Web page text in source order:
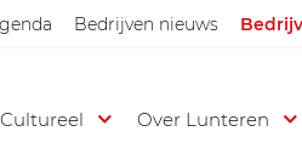
Bedrijven nieuws
Cultureel Over Lunteren